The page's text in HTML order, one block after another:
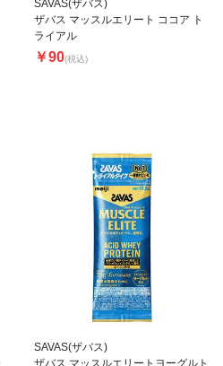
SAVAS(ザバス)
ザバス マッスルエリート ココア ト
ライアル
￥90(税込)
SAVAS(ザバス)
ザバス マッスルエリートヨーグルト